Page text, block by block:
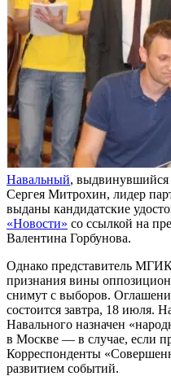
Навальный,
Сергея Митрохин, лидер
выданы кандидатские
«Новости» со ссылкой на
Валентина Горбунова.
Однако представитель
признания вины
снимут с выборов.
состоится завтра, 18 июля.
Навального назначен
в Москве — в случае, если
Корреспонденты
развитием событий.